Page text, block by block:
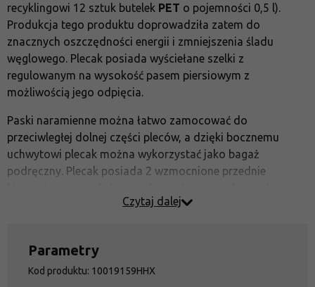
recyklingowi 12 sztuk butelek PET o pojemności 0,5 l).
Produkcja tego produktu doprowadziła zatem do
znacznych oszczędności energii i zmniejszenia śladu
węglowego. Plecak posiada wyściełane szelki z
regulowanym na wysokość pasem piersiowym z
możliwością jego odpięcia.
Paski naramienne można łatwo zamocować do
przeciwległej dolnej części pleców, a dzięki bocznemu
uchwytowi plecak można wykorzystać jako bagaż
podręczny. Plecak posiada 2 wzmocnione przednie
kieszeń z siatki na butelkę. Główna komora plecaka
podróży.
Czytaj dalej
Parametry
Kod produktu: 10019159HHX